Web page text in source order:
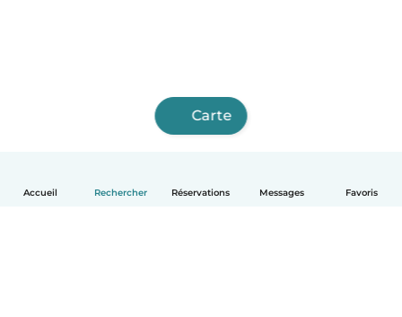
Accueil Rechercher Réservations Messages Favoris
Carte